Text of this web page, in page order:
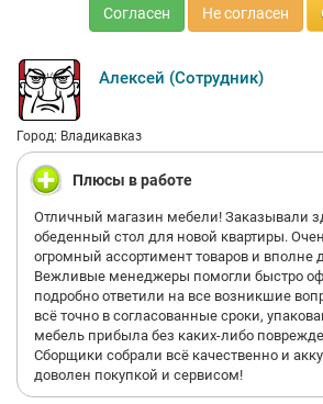
Согласен Не согласен
Алексей (Сотрудник)
Город: Владикавказ
Плюсы в работе
Отличный магазин мебели! Заказывали
обеденный стол для новой квартиры.
огромный ассортимент товаров и вполне
Вежливые менеджеры помогли быстро
подробно ответили на все возникшие
всё точно в согласованные сроки,
мебель прибыла без каких-либо
Сборщики собрали всё качественно и
доволен покупкой и сервисом!